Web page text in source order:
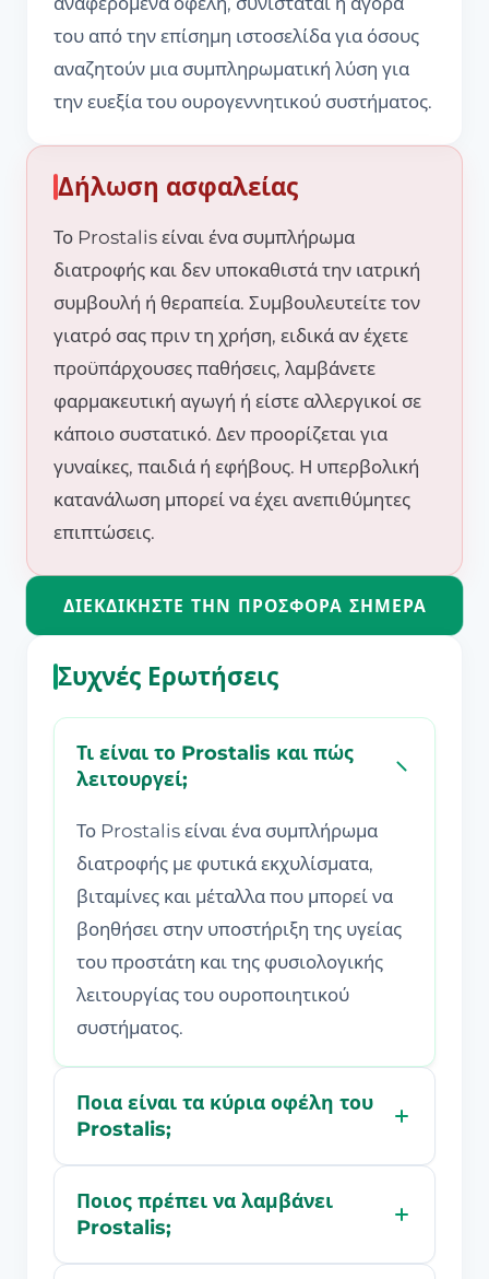
του από την επίσημη ιστοσελίδα για όσους
αναζητούν μια συμπληρωματική λύση για
την ευεξία του ουρογεννητικού συστήματος.
Δήλωση ασφαλείας
Το Prostalis είναι ένα συμπλήρωμα
διατροφής και δεν υποκαθιστά την ιατρική
συμβουλή ή θεραπεία. Συμβουλευτείτε τον
γιατρό σας πριν τη χρήση, ειδικά αν έχετε
προϋπάρχουσες παθήσεις, λαμβάνετε
φαρμακευτική αγωγή ή είστε αλλεργικοί σε
κάποιο συστατικό. Δεν προορίζεται για
γυναίκες, παιδιά ή εφήβους. Η υπερβολική
κατανάλωση μπορεί να έχει ανεπιθύμητες
επιπτώσεις.
ΔΙΕΚΔΙΚΉΣΤΕ ΤΗΝ ΠΡΟΣΦΟΡΆ ΣΉΜΕΡΑ
Συχνές Ερωτήσεις
Τι είναι το Prostalis και πώς
λειτουργεί;
Το Prostalis είναι ένα συμπλήρωμα
διατροφής με φυτικά εκχυλίσματα,
βιταμίνες και μέταλλα που μπορεί να
βοηθήσει στην υποστήριξη της υγείας
του προστάτη και της φυσιολογικής
λειτουργίας του ουροποιητικού
συστήματος.
Ποια είναι τα κύρια οφέλη του
Prostalis;
Ποιος πρέπει να λαμβάνει
Prostalis;